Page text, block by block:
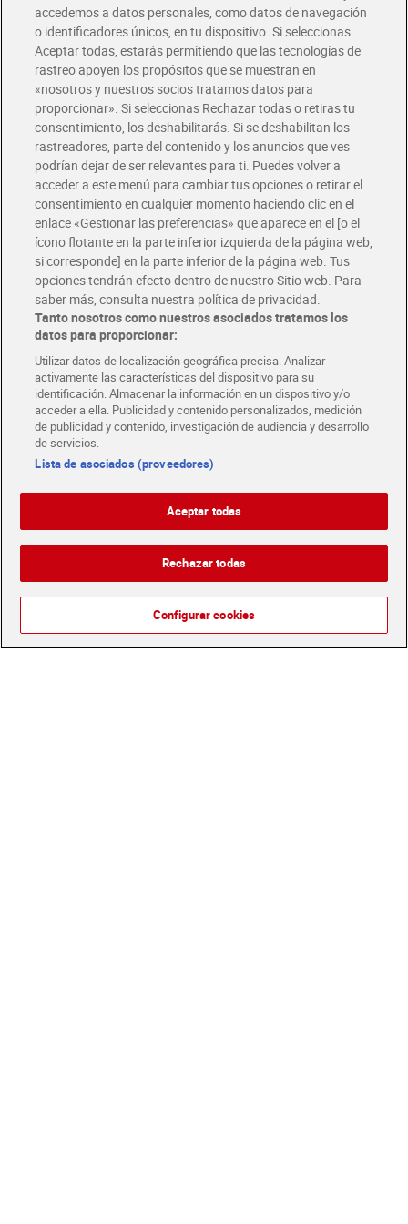
Cerveza clásica Dia
Ramblers pack 6 x 1 L
5,70 € (0,95 €/LITRO)
Añadir
Cerveza Alhambra 33 cl
Oferta CLUB Dia
0,75 €
30% dto.
0,53 € (1,59 €/LITRO)
Cerveza Corona 33 cl
Cerveza Amstel pack 12 x
33 cl
Oferta CLUB Dia
8,99 €
30% dto.
accedemos a datos personales, como datos de navegación
o identificadores únicos, en tu dispositivo. Si seleccionas
Aceptar todas, estarás permitiendo que las tecnologías de
rastreo apoyen los propósitos que se muestran en
«nosotros y nuestros socios tratamos datos para
proporcionar». Si seleccionas Rechazar todas o retiras tu
consentimiento, los deshabilitarás. Si se deshabilitan los
rastreadores, parte del contenido y los anuncios que ves
podrían dejar de ser relevantes para ti. Puedes volver a
acceder a este menú para cambiar tus opciones o retirar el
consentimiento en cualquier momento haciendo clic en el
enlace «Gestionar las preferencias» que aparece en el [o el
ícono flotante en la parte inferior izquierda de la página web,
si corresponde] en la parte inferior de la página web. Tus
opciones tendrán efecto dentro de nuestro Sitio web. Para
saber más, consulta nuestra política de privacidad.
Tanto nosotros como nuestros asociados tratamos los
datos para proporcionar:
Utilizar datos de localización geográfica precisa. Analizar
activamente las características del dispositivo para su
identificación. Almacenar la información en un dispositivo y/o
acceder a ella. Publicidad y contenido personalizados, medición
de publicidad y contenido, investigación de audiencia y desarrollo
de servicios.
Lista de asociados (proveedores)
Aceptar todas
Rechazar todas
Configurar cookies